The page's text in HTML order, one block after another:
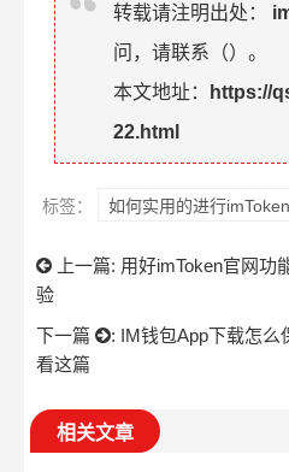
转载请注明出处：
问，请联系（）。
本文地址：
https://
22.html
标签： 如何实用的进行
上一篇: 用好imToken官网功
验
下一篇
: IM钱包App下载怎么
看这篇
相关文章